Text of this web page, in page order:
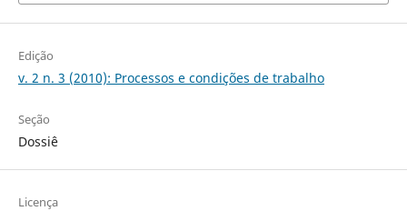
Edição
v. 2 n. 3 (2010): Processos e condições de trabalho
Seção
Dossiê
Licença